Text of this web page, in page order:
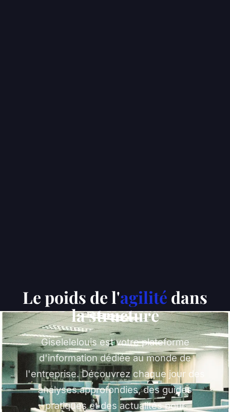
Le poids de l'agilité dans
la structure
Giselelelouis est votre plateforme
d'information dédiée au monde de
l'entreprise. Découvrez chaque jour des
analyses approfondies, des guides
pratiques et des actualités pour